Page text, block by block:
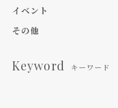
イベント
その他
Keyword キーワード